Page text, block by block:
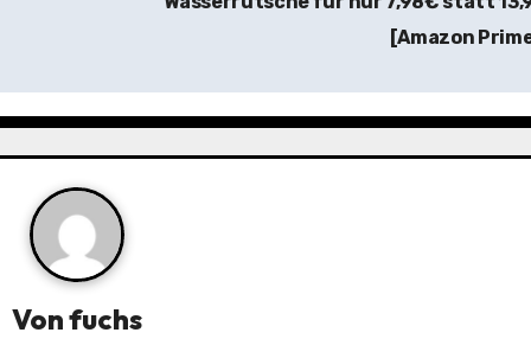
[Amazon
Vonfuchs